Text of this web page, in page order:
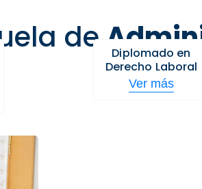
de
Diplomado en
Derecho Laboral
Ver más